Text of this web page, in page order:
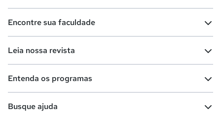
Cursos técnicos
Escolas
Encontre sua faculdade
Comunidade Quero
Leia nossa revista
Entenda os programas
Busque ajuda